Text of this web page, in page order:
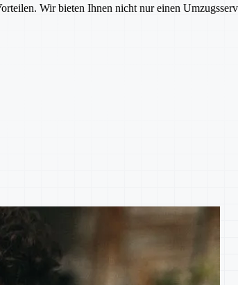
Wir bieten Ihnen nicht nur einen